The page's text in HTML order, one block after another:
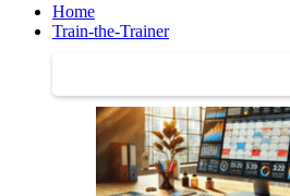
Home
Train-the-Trainer